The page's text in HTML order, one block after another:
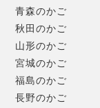
青森のかご
秋田のかご
山形のかご
宮城のかご
福島のかご
長野のかご